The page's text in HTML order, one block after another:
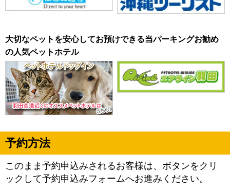
大切なペットを安心してお預けできる当パーキングお勧め
の人気ペットホテル
予約方法
このまま予約申込みされるお客様は、ボタンをクリ
ックして予約申込みフォームへお進みください。